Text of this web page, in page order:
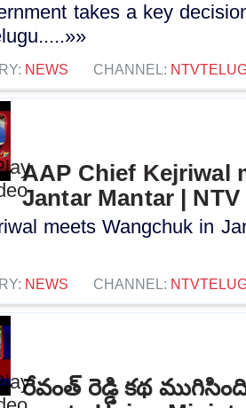
takes a key
NEWS CHANNEL:
AAP Chief Kejriwal
Jantar Mantar | NTV
meets Wangchuk in
NEWS CHANNEL:
రేవంత్ రెడ్డి కథ